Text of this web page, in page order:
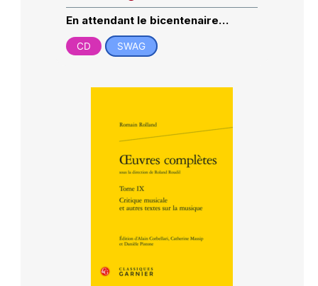
En attendant le bicentenaire…
CD SWAG